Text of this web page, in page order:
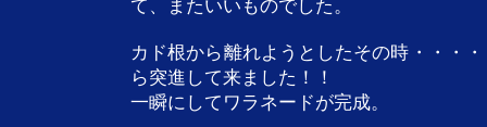
て、またいいものでした。
カド根から離れようとしたその時・・・
ら突進して来ました！！
一瞬にしてワラネードが完成。